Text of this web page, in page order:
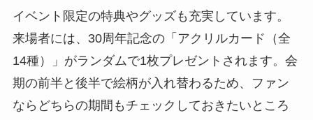
イベント限定の特典やグッズも充実しています。
来場者には、30周年記念の「アクリルカード（全
14種）」がランダムで1枚プレゼントされます。会
期の前半と後半で絵柄が入れ替わるため、ファン
ならどちらの期間もチェックしておきたいところ